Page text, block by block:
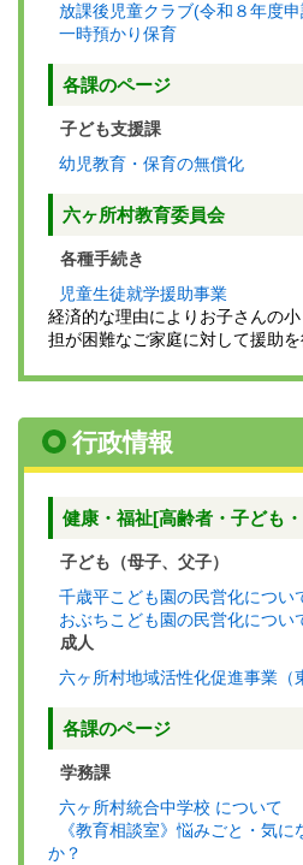
放課後児童クラブ(令和８年度
一時預かり保育
各課のページ
子ども支援課
幼児教育・保育の無償化
六ヶ所村教育委員会
各種手続き
児童生徒就学援助事業
経済的な理由によりお子さんの
担が困難なご家庭に対して援助を
行政情報
健康・福祉[高齢者・子ども
子ども（母子、父子）
千歳平こども園の民営化につい
おぶちこども園の民営化につい
成人
六ヶ所村地域活性化促進事業（
各課のページ
学務課
六ヶ所村統合中学校 について
《教育相談室》悩みごと・気
か？